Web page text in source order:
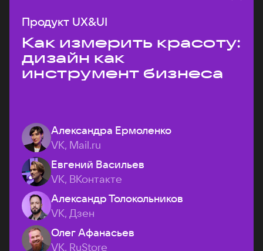
Продукт UX&UI
Как измерить красоту:
дизайн как
инструмент бизнеса
Александра Ермоленко
VK, Mail.ru
Евгений Васильев
VK, ВКонтакте
Александр Толокольников
VK, Дзен
Олег Афанасьев
VK, RuStore